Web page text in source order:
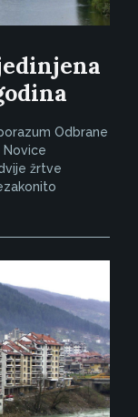
Odbrane
Novice
žrtve